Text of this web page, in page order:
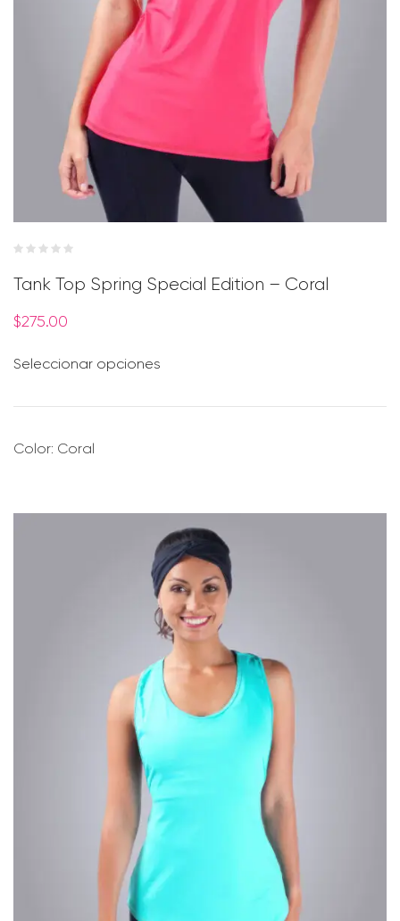
Tank Top Spring Special Edition – Coral
$275.00
Seleccionar opciones
Color: Coral